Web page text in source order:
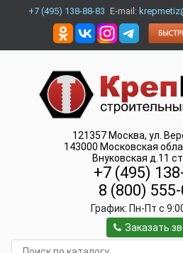
+7 (495) 138-88-83 E-mail:
121357 Москва, ул.
143000 Московская
Внуковская д.11
+7 (495)
8 (800)
График: Пн-Пт c
Заказать